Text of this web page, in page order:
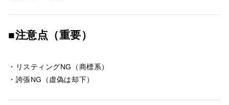
■注意点（重要）
・リスティングNG（商標系）
・誇張NG（虚偽は却下）